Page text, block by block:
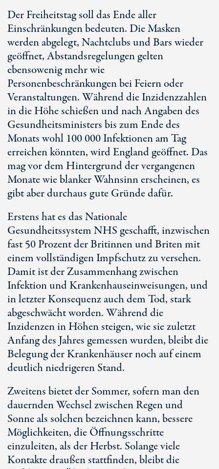
Der Freiheitstag soll das Ende aller
Einschränkungen bedeuten. Die Masken
werden abgelegt, Nachtclubs und Bars wieder
geöffnet, Abstandsregelungen gelten
ebensowenig mehr wie
Personenbeschränkungen bei Feiern oder
Veranstaltungen. Während die Inzidenzzahlen
in die Höhe schießen und nach Angaben des
Gesundheitsministers bis zum Ende des
Monats wohl 100 000 Infektionen am Tag
erreichen könnten, wird England geöffnet. Das
mag vor dem Hintergrund der vergangenen
Monate wie blanker Wahnsinn erscheinen, es
gibt aber durchaus gute Gründe dafür.
Erstens hat es das Nationale
Gesundheitssystem NHS geschafft, inzwischen
fast 50 Prozent der Britinnen und Briten mit
einem vollständigen Impfschutz zu versehen.
Damit ist der Zusammenhang zwischen
Infektion und Krankenhauseinweisungen, und
in letzter Konsequenz auch dem Tod, stark
abgeschwächt worden. Während die
Inzidenzen in Höhen steigen, wie sie zuletzt
Anfang des Jahres gemessen wurden, bleibt die
Belegung der Krankenhäuser noch auf einem
deutlich niedrigeren Stand.
Zweitens bietet der Sommer, sofern man den
dauernden Wechsel zwischen Regen und
Sonne als solchen bezeichnen kann, bessere
Möglichkeiten, die Öffnungsschritte
einzuleiten, als der Herbst. Solange viele
Kontakte draußen stattfinden, bleibt die